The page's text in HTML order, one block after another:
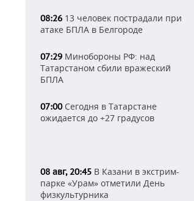
08:26 13 человек пострадали при
атаке БПЛА в Белгороде
07:29 Минобороны РФ: над
Татарстаном сбили вражеский
БПЛА
07:00Сегодня в Татарстане
ожидается до +27 градусов
08 авг, 20:45 В Казани в экстрим-
парке «Урам» отметили День
физкультурника